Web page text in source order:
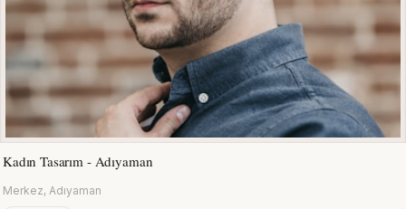
Kadın Tasarım - Adıyaman
Merkez, Adıyaman